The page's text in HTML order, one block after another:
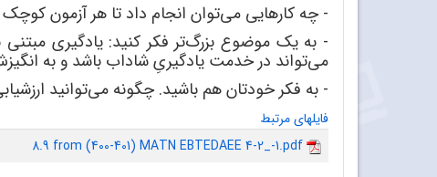
- چه کارهایی میتوان انجام داد تا هر آزمون
- به یک موضوع بزرگتر فکر کنید: یادگیری
میتواند در خدمت یادگیریِ شاداب باشد و به
- به فکر خودتان هم باشید. چگونه میتوانید
فایلهای مرتبط
8.9 from (400-401) MATN EBTEDAEE 4-2_-1.pdf